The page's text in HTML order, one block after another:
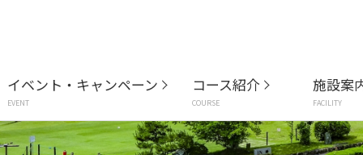
イベント・キャンペーン
EVENT
コース紹介
COURSE
施設案
FACILITY